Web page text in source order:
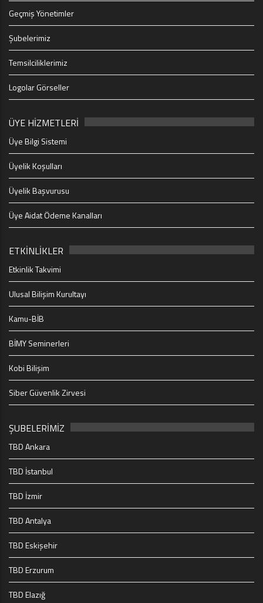
Geçmiş Yönetimler
Şubelerimiz
Temsilciliklerimiz
Logolar Görseller
ÜYE HİZMETLERİ
Üye Bilgi Sistemi
Üyelik Koşulları
Üyelik Başvurusu
Üye Aidat Ödeme Kanalları
ETKİNLİKLER
Etkinlik Takvimi
Ulusal Bilişim Kurultayı
Kamu-BİB
BİMY Seminerleri
Kobi Bilişim
Siber Güvenlik Zirvesi
ŞUBELERİMİZ
TBD Ankara
TBD İstanbul
TBD İzmir
TBD Antalya
TBD Eskişehir
TBD Erzurum
TBD Elazığ